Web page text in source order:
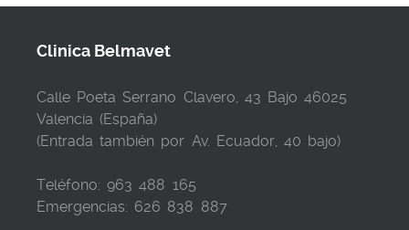
Clinica Belmavet
Calle Poeta Serrano Clavero, 43 Bajo 46025
Valencia (España)
(Entrada también por Av. Ecuador, 40 bajo)
Teléfono: 963 488 165
Emergencias: 626 838 887